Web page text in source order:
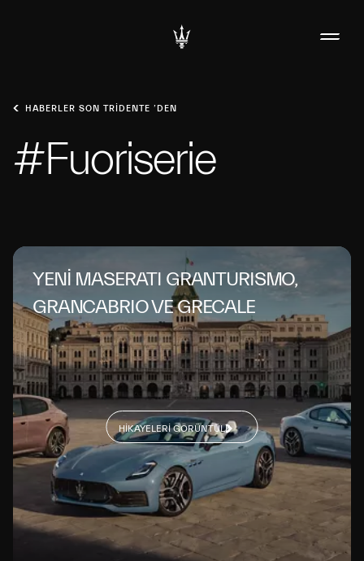
HABERLER SON TRIDENTE ’DEN
#Fuoriserie
YENİ MASERATI GRANTURISMO,
GRANCABRIO VE GRECALE
HIKAYELERI GÖRÜNTÜLE